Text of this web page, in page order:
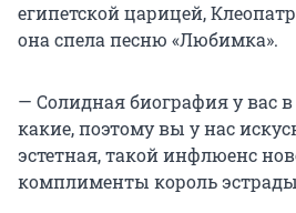
египетской царицей,
она спела песню «Любимка».
— Солидная биография у вас
какие, поэтому вы у нас
эстетная, такой инфлюенс
комплименты король